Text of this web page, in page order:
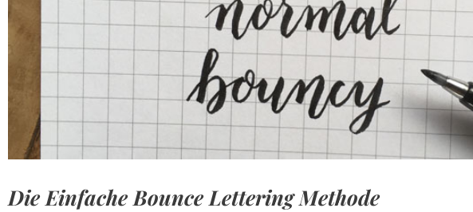
Die Einfache Bounce Lettering Methode